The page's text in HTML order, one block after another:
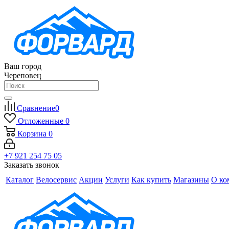
Ваш город
Череповец
Сравнение0
Отложенные 0
Корзина 0
+7 921 254 75 05
Заказать звонок
Каталог Велосервис Акции Услуги Как купить Магазины О